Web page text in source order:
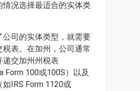
情况选择最适合的实体类
公司的实体类型，就需要
税表。在加州，公司通常
递交加州州税表
Form 100或100S）以及
IRS Form 1120或